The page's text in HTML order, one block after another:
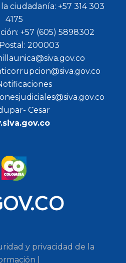
ciudadanía: +57 314 303
4175
+57 (605) 5898302
200003
Cesar
y privacidad de la
|